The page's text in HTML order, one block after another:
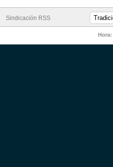
Sindicación RSS
Hora: